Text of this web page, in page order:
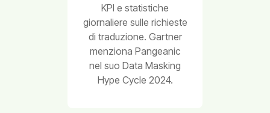
KPI e statistiche
giornaliere sulle richieste
di traduzione. Gartner
menziona Pangeanic
nel suo Data Masking
Hype Cycle 2024.